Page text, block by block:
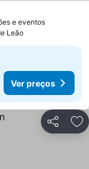
e eventos
Leão
Ver preços
Partilhar